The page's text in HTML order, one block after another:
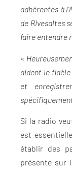
adhérentes à
de Rivesaltes
faire entendre
«
aident le
et
Si la radio
est
établir des
présente sur